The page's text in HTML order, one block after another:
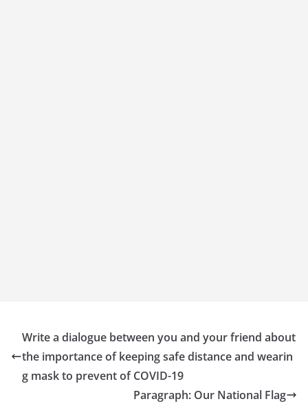
Write a dialogue between you and your friend about
the importance of keeping safe distance and wearin
g mask to prevent of COVID-19
Paragraph: Our National Flag